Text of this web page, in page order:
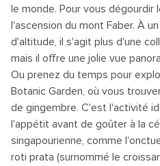
le monde. Pour vous dégourdir
l'ascension du mont Faber. À
d'altitude, il s'agit plus d'une
mais il offre une jolie vue
Ou prenez du temps pour
Botanic Garden, où vous
de gingembre. C'est l'activité
l'appétit avant de goûter à la
singapourienne, comme
roti prata (surnommé le